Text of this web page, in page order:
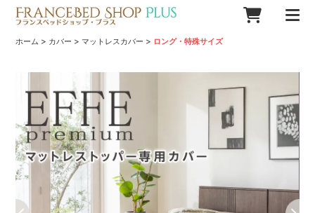
ホーム > カバー > マットレスカバー > ロング・特殊サイズ